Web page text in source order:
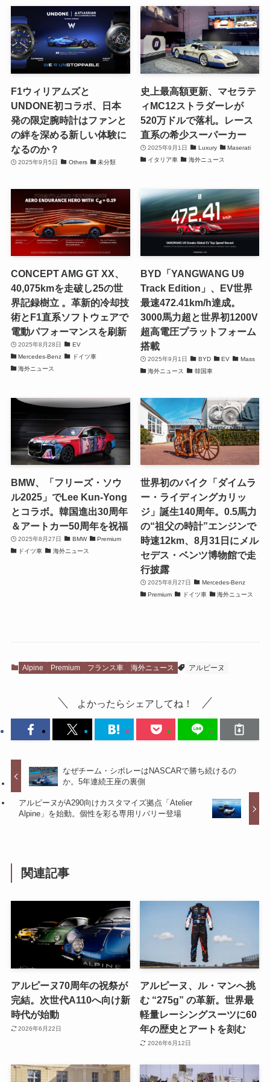
F1ウィリアムズと
UNDONE初コラボ、日本
発の限定腕時計はファンと
の絆を深める新しい体験に
なるのか？
2025年9月5日 Others 未分類
史上最高額更新、マセラテ
ィMC12ストラダーレが
520万ドルで落札。レース
直系の希少スーパーカー
2025年9月1日 Luxury
Maserati
イタリア車
海外ニュース
CONCEPT AMG GT XX、
40,075kmを走破し25の世
界記録樹立 。革新的冷却技
術とF1直系ソフトウェアで
電動パフォーマンスを刷新
2025年8月28日
EV
Mercedes-Benz
ドイツ車
海外ニュース
BYD「YANGWANG U9
Track Edition」、EV世界
最速472.41km/h達成。
3000馬力超と世界初1200V
超高電圧プラットフォーム
搭載
2025年9月1日 BYD EV
Mass
海外ニュース
韓国車
BMW、「フリーズ・ソウ
ル2025」でLee Kun-Yong
とコラボ。韓国進出30周年
＆アートカー50周年を祝福
2025年8月27日 BMW
Premium
ドイツ車
海外ニュース
世界初のバイク「ダイムラ
ー・ライディングカリッ
ジ」誕生140周年。0.5馬力
の“祖父の時計”エンジンで
時速12km、8月31日にメル
セデス・ベンツ博物館で走
行披露
2025年8月27日
Mercedes-Benz
Premium
ドイツ車 海外ニュース
Alpine Premium フランス車 海外ニュース アルピーヌ
よかったらシェアしてね！
なぜチーム・シボレーはNASCARで勝ち続けるの
か。5年連続王座の裏側
アルピーヌがA290向けカスタマイズ拠点「Atelier
Alpine」を始動。個性を彩る専用リバリー登場
関連記事
アルピーヌ70周年の祝祭が
完結。次世代A110へ向け新
時代が始動
2026年6月22日
アルピーヌ、ル・マンへ挑
む “275g” の革新。世界最
軽量レーシングスーツに60
年の歴史とアートを刻む
2026年6月12日